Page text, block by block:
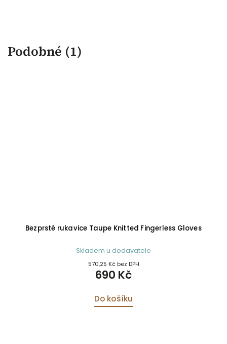
Podobné (1)
Bezprsté rukavice Taupe Knitted Fingerless Gloves
Skladem u dodavatele
570,25 Kč bez DPH
690 Kč
Do košíku